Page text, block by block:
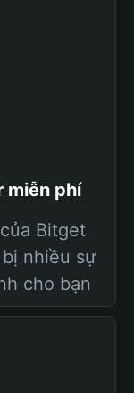
miễn phí
Bitget
nhiều sự
cho bạn